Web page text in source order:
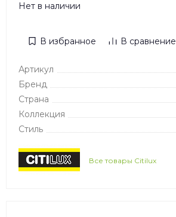
Нет в наличии
В избранное В сравнение
Артикул
Бренд
Страна
Коллекция
Стиль
Все товары Citilux